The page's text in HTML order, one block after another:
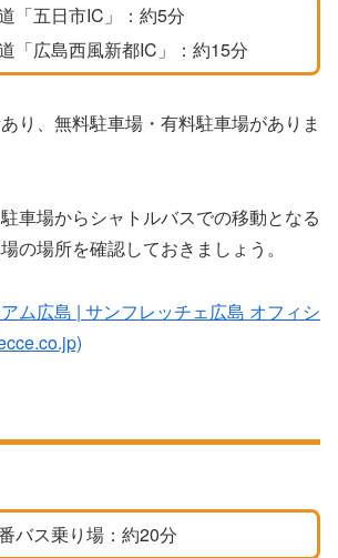
「五日市IC」：約5分
「広島西風新都IC」：約15分
り、無料駐車場・有料駐車場がありま
車場からシャトルバスでの移動となる
の場所を確認しておきましょう。
ム広島 | サンフレッチェ広島 オフィシ
バス乗り場：約20分